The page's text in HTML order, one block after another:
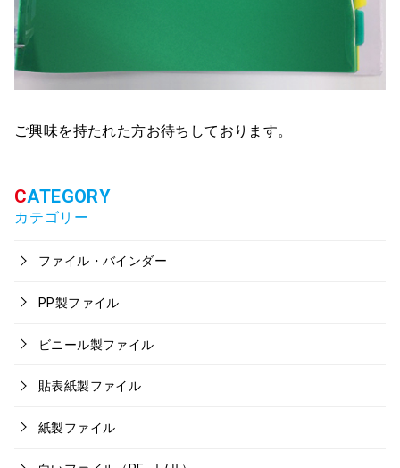
ご興味を持たれた方お待ちしております。
カテゴリー
ファイル・バインダー
PP製ファイル
ビニール製ファイル
貼表紙製ファイル
紙製ファイル